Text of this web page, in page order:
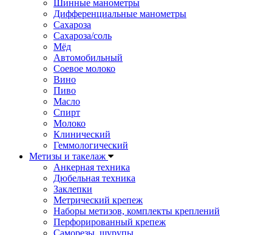
Шинные манометры
Дифференциальные манометры
Сахароза
Сахароза/соль
Мёд
Автомобильный
Соевое молоко
Вино
Пиво
Масло
Спирт
Молоко
Клинический
Геммологический
Метизы и такелаж
Анкерная техника
Дюбельная техника
Заклепки
Метрический крепеж
Наборы метизов, комплекты креплений
Перфорированный крепеж
Саморезы, шурупы